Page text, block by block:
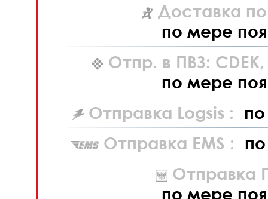
Доставка
по мере
Отпр. в ПВЗ: CDEK,
по мере
Отправка Logsis :
Отправка EMS :
Отправка
по мере